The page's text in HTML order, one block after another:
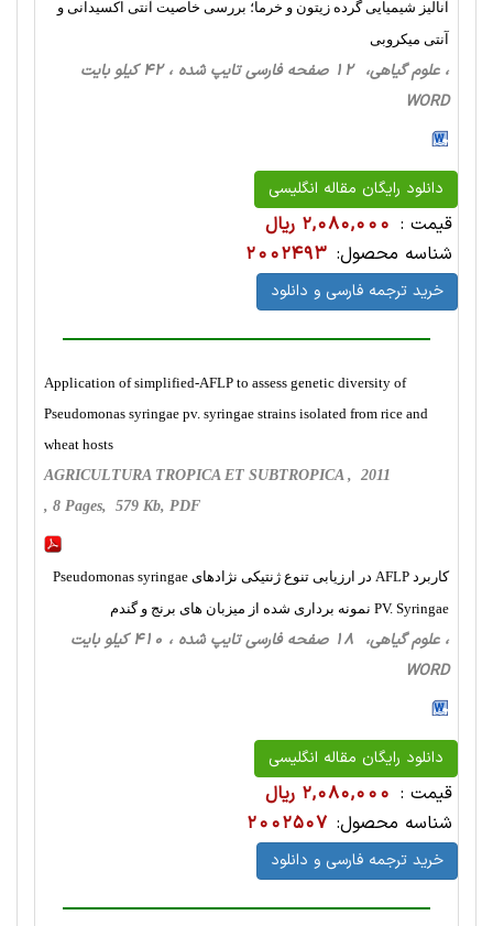
آنالیز شیمیایی گرده زیتون و خرما؛ بررسی خاصیت آنتی اکسیدانی و
آنتی میکروبی
، علوم گیاهی، 12 صفحه فارسی تایپ شده ، 42 کیلو بایت
WORD
دانلود رایگان مقاله انگلیسی
قیمت : 2,080,000 ریال
شناسه محصول: 2002493
خرید ترجمه فارسی و دانلود
Application of simplified-AFLP to assess genetic diversity of
Pseudomonas syringae pv. syringae strains isolated from rice and
wheat hosts
AGRICULTURA TROPICA ET SUBTROPICA , 2011
, 8 Pages, 579 Kb, PDF
کاربرد AFLP در ارزیابی تنوع ژنتیکی نژادهای Pseudomonas syringae
PV. Syringae نمونه برداری شده از میزبان های برنج و گندم
، علوم گیاهی، 18 صفحه فارسی تایپ شده ، 410 کیلو بایت
WORD
دانلود رایگان مقاله انگلیسی
قیمت : 2,080,000 ریال
شناسه محصول: 2002507
خرید ترجمه فارسی و دانلود